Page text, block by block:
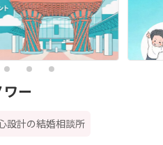
ワー
設計の結婚相談所